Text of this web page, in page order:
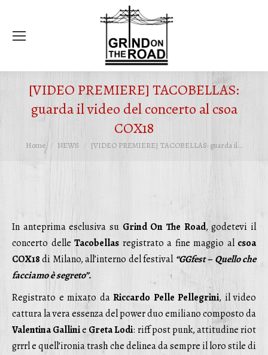
[VIDEO PREMIERE] TACOBELLAS:
guarda il video del concerto al csoa
COX18
Tu sei qui:
Home NEWS [VIDEO PREMIERE] TACOBELLAS: guarda il…
In anteprima esclusiva su Grind On The Road, godetevi il
concerto delle Tacobellas registrato a fine maggio al csoa
COX18di Milano, all’interno del festival “GGfest – Quello che
facciamo è segreto”.
Registrato e mixato da Riccardo Pelle Pellegrini, il video
cattura la vera essenza del power duo emiliano composto da
Valentina Gallinie Greta Lodi: riff post punk, attitudine riot
grrrl e quell’ironia trash che delinea da sempre il loro stile di